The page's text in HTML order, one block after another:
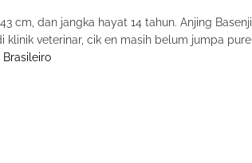
cm, dan jangka hayat 14 tahun. Anjing Basenji
klinik veterinar, cik en masih belum jumpa pure
Brasileiro